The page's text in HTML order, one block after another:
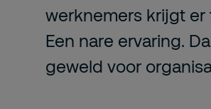
werknemers krijgt
Een nare ervaring.
geweld voor